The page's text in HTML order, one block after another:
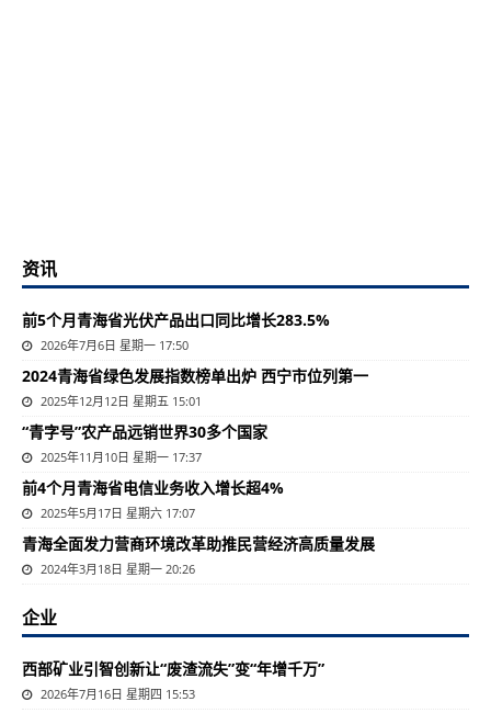
资讯
前5个月青海省光伏产品出口同比增长283.5%
2026年7月6日 星期一 17:50
2024青海省绿色发展指数榜单出炉 西宁市位列第一
2025年12月12日 星期五 15:01
“青字号”农产品远销世界30多个国家
2025年11月10日 星期一 17:37
前4个月青海省电信业务收入增长超4%
2025年5月17日 星期六 17:07
​青海全面发力营商环境改革助推民营经济高质量发展
2024年3月18日 星期一 20:26
企业
西部矿业引智创新让“废渣流失”变“年增千万”
2026年7月16日 星期四 15:53